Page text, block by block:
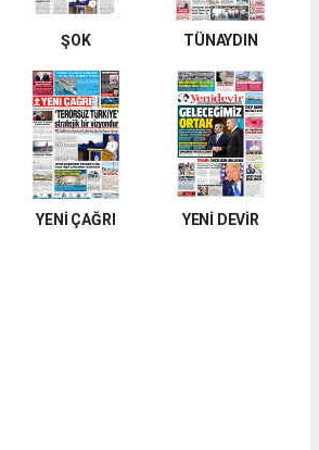
ŞOK TÜNAYDIN
YENİ ÇAĞRI YENİ DEVİR